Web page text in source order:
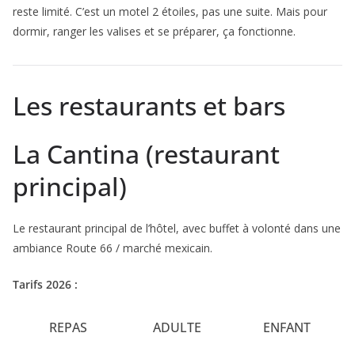
reste limité. C’est un motel 2 étoiles, pas une suite. Mais pour
dormir, ranger les valises et se préparer, ça fonctionne.
Les restaurants et bars
La Cantina (restaurant
principal)
Le restaurant principal de l’hôtel, avec buffet à volonté dans une
ambiance Route 66 / marché mexicain.
Tarifs 2026 :
REPAS ADULTE
ENFANT